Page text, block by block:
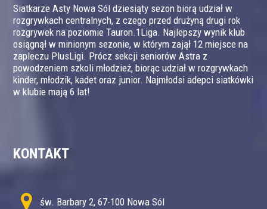
Siatkarze Asty Nowa Sól dziesiąty sezon biorą udział w
rozgrywkach centralnych, z czego przed drużyną drugi rok
rozgrywek na poziomie Tauron.1Liga. Najlepszy wynik klub
osiągnął w minionym sezonie, w którym zajął 12 miejsce na
zapleczu PlusLigi. Prócz sekcji seniorów Astra z
powodzeniem szkoli młodzież, biorąc udział w rozgrywkach
kinder, młodzik, kadet oraz junior. Najmłodsi adepci siatkówki
w klubie mają 6 lat!
KONTAKT
św. Barbary 2, 67-100 Nowa Sól